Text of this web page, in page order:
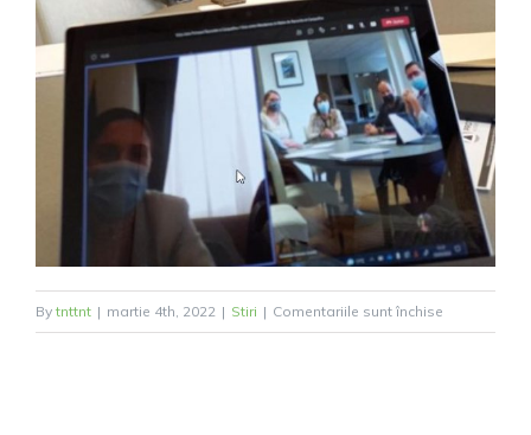
By tnttnt | martie 4th, 2022 | Stiri | Comentariile sunt închise
Împreună